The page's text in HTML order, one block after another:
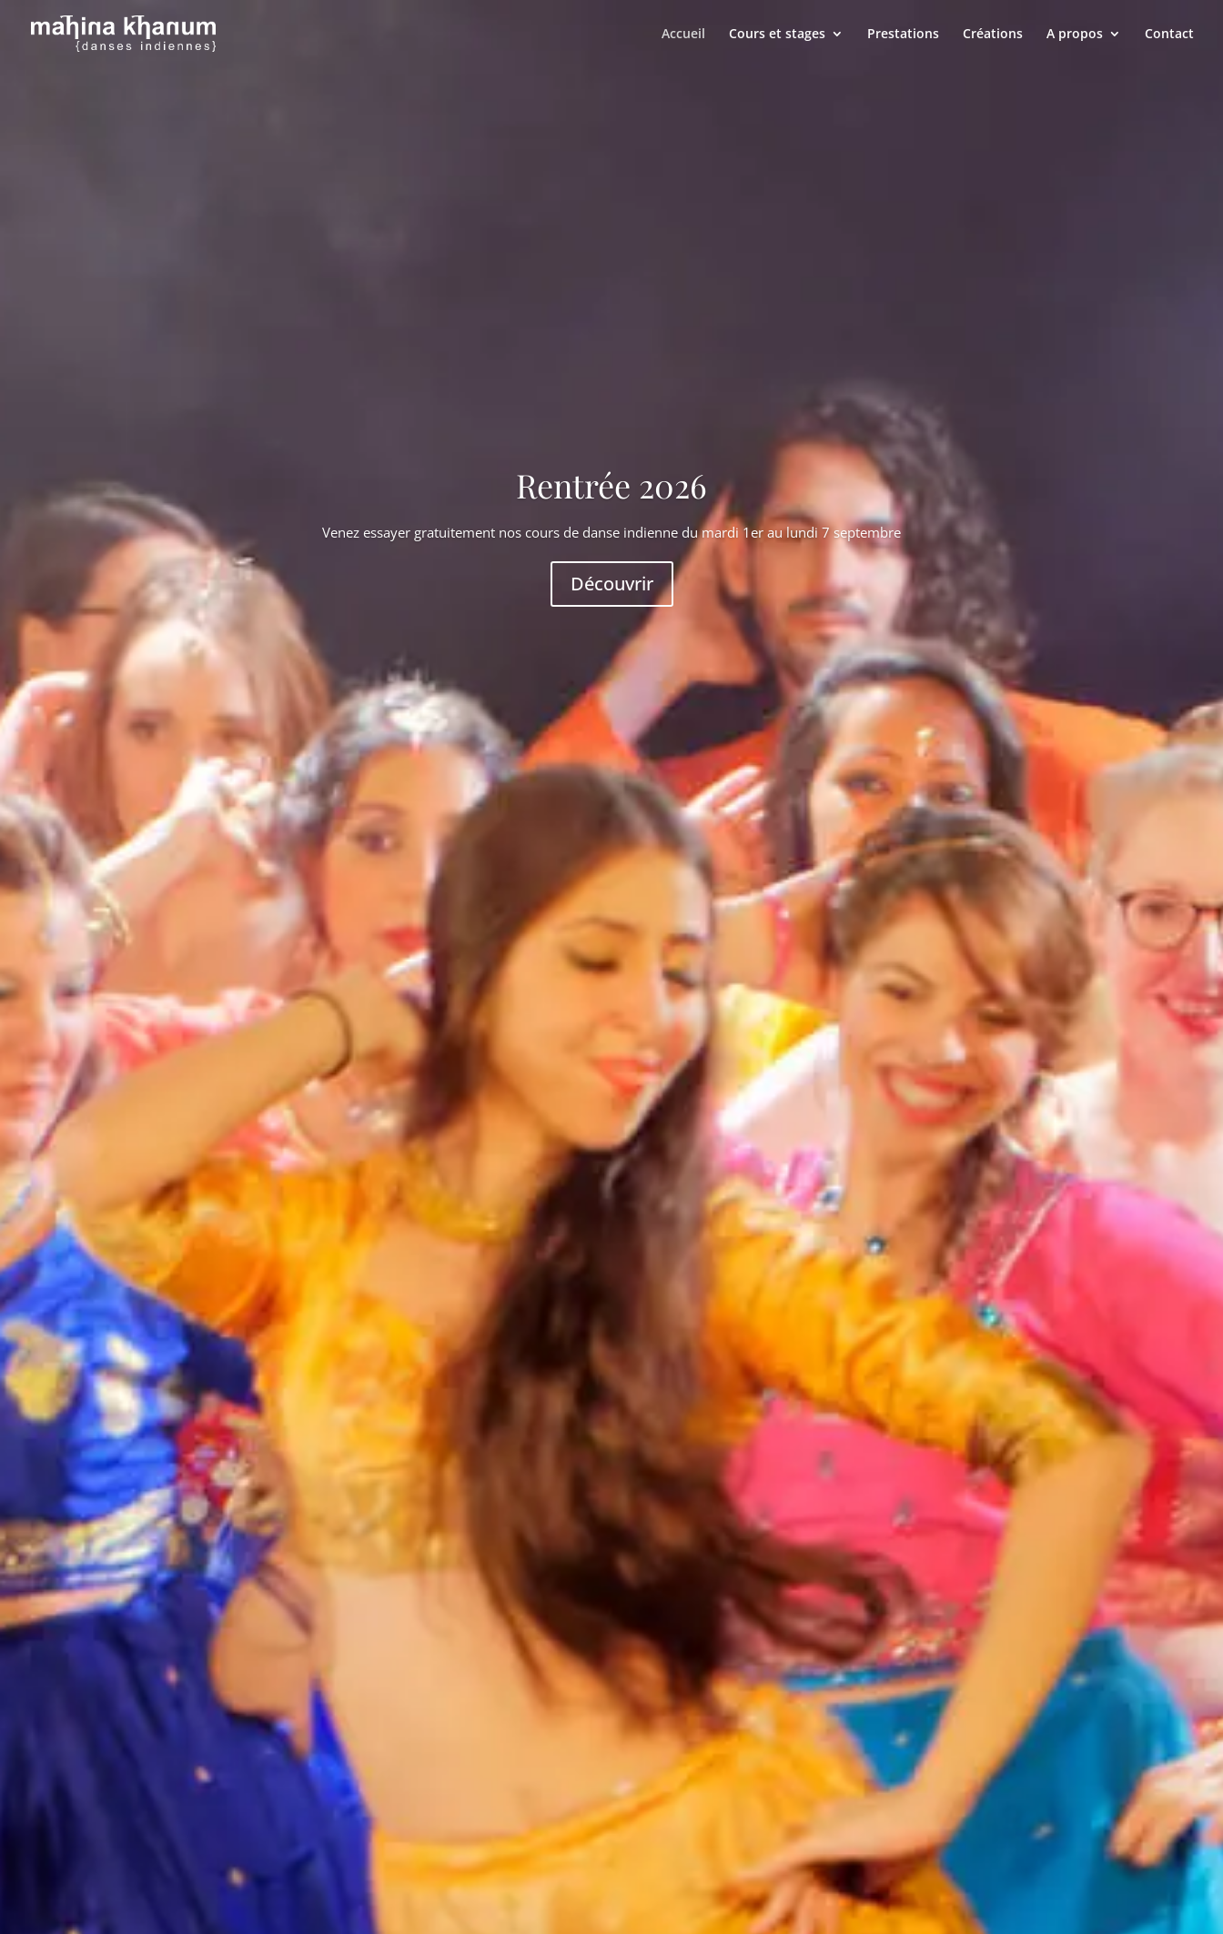
Accueil Cours et stages Prestations Créations A propos Contact
Rentrée 2026
Venez essayer gratuitement nos cours de danse indienne du mardi 1er au lundi 7 septembre
Découvrir